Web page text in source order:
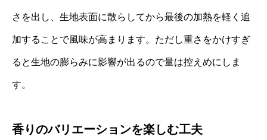
さを出し、生地表面に散らしてから最後の加熱を軽く追
加することで風味が高まります。ただし重さをかけすぎ
ると生地の膨らみに影響が出るので量は控えめにしま
す。
香りのバリエーションを楽しむ工夫